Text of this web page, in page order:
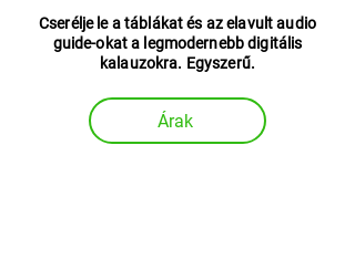
Cserélje le a táblákat és az elavult audio
guide-okat a legmodernebb digitális
kalauzokra. Egyszerű.
Árak